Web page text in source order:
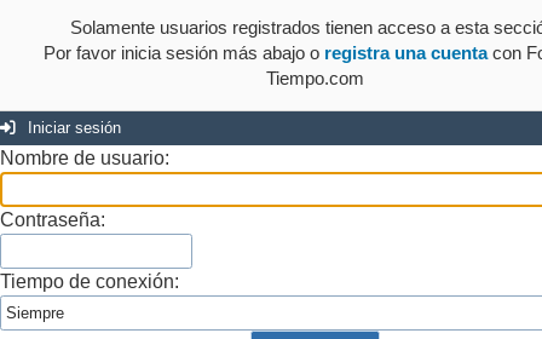
Solamente usuarios registrados tienen acceso a esta
Por favor inicia sesión más abajo o registra una cuentacon
Tiempo.com
Iniciar sesión
Nombre de usuario:
Contraseña:
Tiempo de conexión: